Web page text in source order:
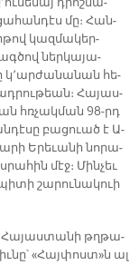
մը։ Հան­
կազ­մա­կեր­
ներ­կա­յա­
կ՚ար­ժա­նա­նան հե­
Հա­յաս­
հռչակ­ման 98-րդ
բա­ցուած է Ա­
Ե­րե­ւա­նի նո­րա­
մէջ։ Մին­չեւ
շա­րու­նա­կուի
Հա­յաս­տա­նի թղթա­
«Հայ­փոստ»ն ալ